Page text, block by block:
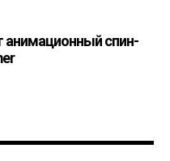
анимационный спин-